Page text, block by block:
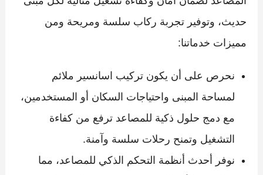
حديث، وتوفير تجربة ركاب سلسة ومريحة ومن
مميزات خدماتنا:
نحرص على أن يكون تركيب اسانسير ملائم
لمساحة المبنى واحتياجات السكان أو المستخدمين،
مع دمج حلول ذكية للمصاعد ترفع من كفاءة
التشغيل وتمنح رحلات سلسة وآمنة.
نوفر أحدث أنظمة التحكم الذكي للمصاعد، مما